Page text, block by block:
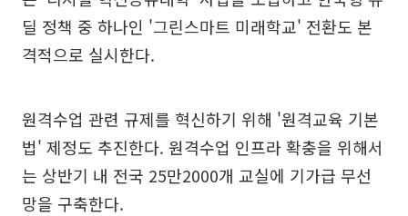
딜 정책 중 하나인 '그린스마트 미래학교' 전환도 본
격적으로 실시한다.
원격수업 관련 규제를 혁신하기 위해 '원격교육 기본
법' 제정도 추진한다. 원격수업 인프라 확충을 위해서
는 상반기 내 전국 25만2000개 교실에 기가급 무선
망을 구축한다.